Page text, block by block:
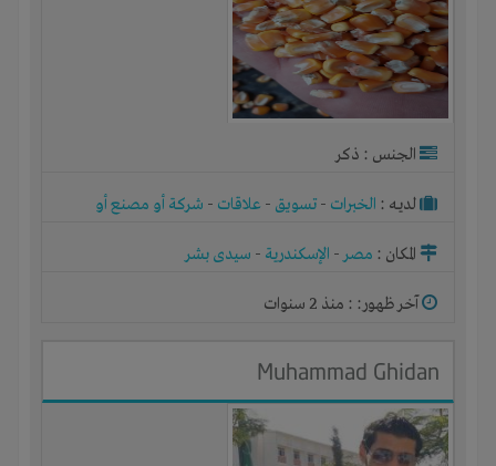
الجنس : ذكر
لديـه : الخبرات - تسويق - علاقات - شركة أو مصنع أو
المكان : مصر- الإسكندرية - سيدى بشر
آخر ظهور: : منذ 2 سنوات
Muhammad Ghidan